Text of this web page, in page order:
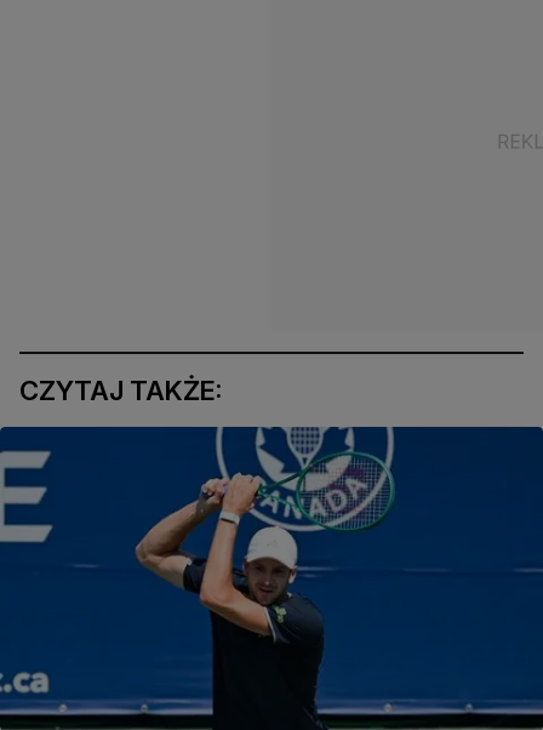
CZYTAJ TAKŻE: